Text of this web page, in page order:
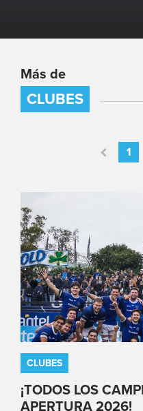
Más de
CLUBES
1
CLUBES
¡TODOS LOS
APERTURA 2026!